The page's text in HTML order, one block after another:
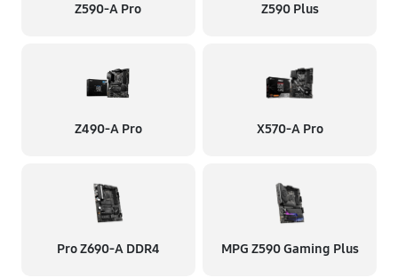
Z590-A Pro Z590 Plus
Z490-A Pro X570-A Pro
Pro Z690-A DDR4 MPG Z590 Gaming Plus